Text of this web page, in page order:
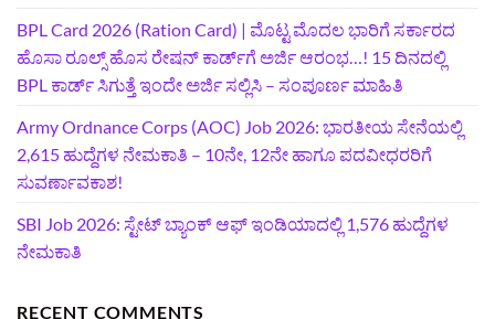
BPL Card 2026 (Ration Card) | ಮೊಟ್ಟ ಮೊದಲ ಭಾರಿಗೆ ಸರ್ಕಾರದ
ಹೊಸಾ ರೂಲ್ಸ್ ಹೊಸ ರೇಷನ್ ಕಾರ್ಡ್‌ಗೆ ಅರ್ಜಿ ಆರಂಭ…! 15 ದಿನದಲ್ಲಿ
BPL ಕಾರ್ಡ್ ಸಿಗುತ್ತೆ ಇಂದೇ ಅರ್ಜಿ ಸಲ್ಲಿಸಿ – ಸಂಪೂರ್ಣ ಮಾಹಿತಿ
Army Ordnance Corps (AOC) Job 2026: ಭಾರತೀಯ ಸೇನೆಯಲ್ಲಿ
2,615 ಹುದ್ದೆಗಳ ನೇಮಕಾತಿ – 10ನೇ, 12ನೇ ಹಾಗೂ ಪದವೀಧರರಿಗೆ
ಸುವರ್ಣಾವಕಾಶ!
SBI Job 2026: ಸ್ಟೇಟ್ ಬ್ಯಾಂಕ್ ಆಫ್ ಇಂಡಿಯಾದಲ್ಲಿ 1,576 ಹುದ್ದೆಗಳ
ನೇಮಕಾತಿ
RECENT COMMENTS